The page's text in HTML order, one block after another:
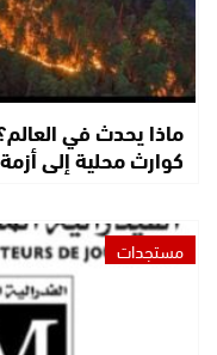
ماذا يحدث في
كوارث محلية إلى
مستجدات